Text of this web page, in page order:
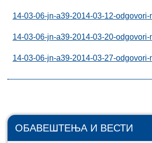
14-03-06-jn-a39-2014-03-12-odgovori-
14-03-06-jn-a39-2014-03-20-odgovori-
14-03-06-jn-a39-2014-03-27-odgovori-
ОБАВЕШТЕЊА И ВЕСТИ